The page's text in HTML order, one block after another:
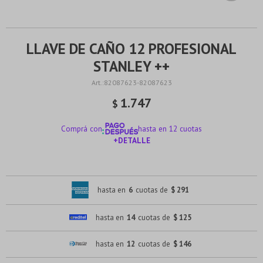
LLAVE DE CAÑO 12 PROFESIONAL
STANLEY ++
82087623-82087623
$ 1.747
Comprá con
hasta en 12 cuotas
+DETALLE
hasta en 6 cuotas de $ 291
hasta en 14 cuotas de $ 125
hasta en 12 cuotas de $ 146